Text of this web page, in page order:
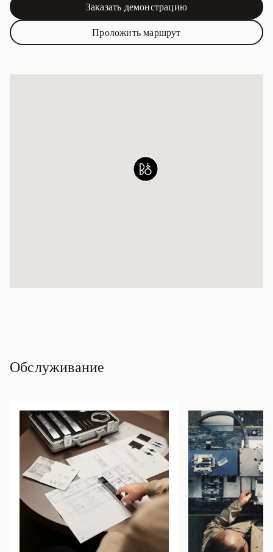
Заказать демонстрацию
Link Opens in New Tab
Проложить маршрутLink Opens in New Tab
Обслуживание